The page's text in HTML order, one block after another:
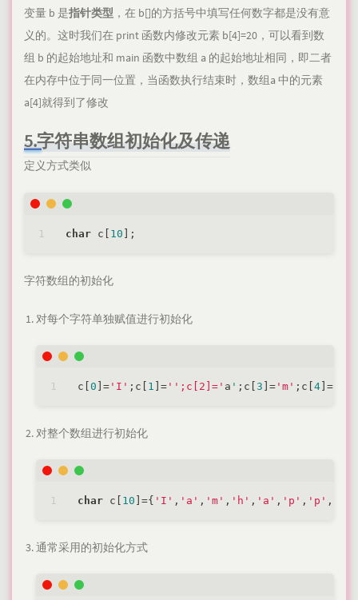
变量 b 是指针类型 ，在 b[]的方括号中填写任何数字都是没有意
义的。这时我们在 print 函数内修改元素 b[4]=20，可以看到数
组 b 的起始地址和 main 函数中数组 a 的起始地址相同，即二者
在内存中位于同一位置，当函数执行结束时，数组a 中的元素
a[4]就得到了修改
5.字符串数组初始化及传递
定义方式类似
char c[ 10
字符数组的初始化
对每个字符单独赋值进行初始化
c[ 0 ]= 'I' ;c[ 1 ]= '';c[2]=' a ' ;c[ 3 ]= 'm' ;c[ 4 ]=
对整个数组进行初始化
char c[ 10 ]={ 'I' , 'a' , 'm' , 'h' , 'a' , 'p' , 'p' ,
通常采用的初始化方式